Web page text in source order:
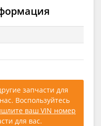
запчасти для
Воспользуйтесь
ваш VIN номер
для вас.